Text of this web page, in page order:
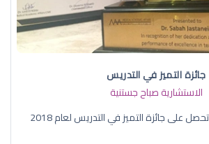
جائزة التميز في التدريس
الاستشارية صباح جستنية
على جائزة التميز في التدريس لعام 2018